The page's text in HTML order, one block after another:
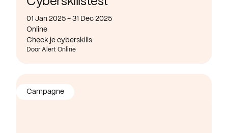
01 Jan 2025 - 31 Dec 2025
Online
Check je cyberskills
Door Alert Online
Campagne